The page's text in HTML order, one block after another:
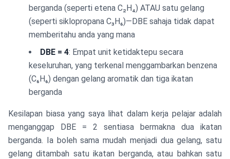
berganda (seperti etena C₂H₄) ATAU satu gelang
(seperti siklopropana C₃H₆)—DBE sahaja tidak dapat
memberitahu anda yang mana
DBE = 4: Empat unit ketidaktepu secara
keseluruhan, yang terkenal menggambarkan benzena
(C₆H₆) dengan gelang aromatik dan tiga ikatan
berganda
Kesilapan biasa yang saya lihat dalam kerja pelajar adalah
menganggap DBE = 2 sentiasa bermakna dua ikatan
berganda. Ia boleh sama mudah menjadi dua gelang, satu
gelang ditambah satu ikatan berganda, atau bahkan satu